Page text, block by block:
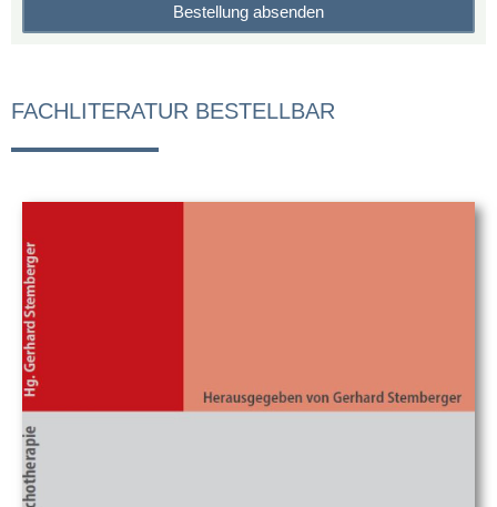
Bestellung absenden
FACHLITERATUR BESTELLBAR